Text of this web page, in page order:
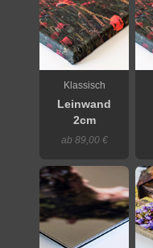
Klassisch
Leinwand
2cm
ab 89,00 €